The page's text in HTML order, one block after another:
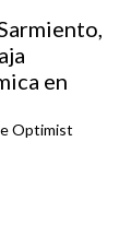
en
Optimist